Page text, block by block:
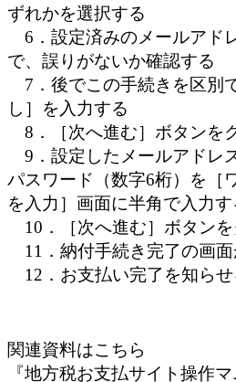
ずれかを選択する
6．設定済みのメールアド
で、誤りがないか確認する
7．後でこの手続きを区別
し］を入力する
8．［次へ進む］ボタンを
9．設定したメールアドレ
パスワード（数字6桁）を［
を入力］画面に半角で入力す
10．［次へ進む］ボタンを
11．納付手続き完了の画面
12．お支払い完了を知らせ
関連資料はこちら
『地方税お支払サイト操作